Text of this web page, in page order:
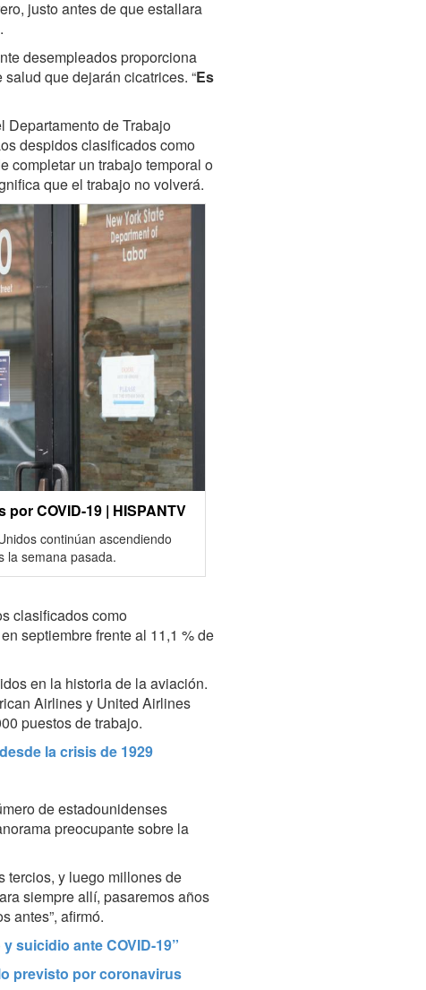
justo antes de que estallara
desempleados proporciona
que dejarán cicatrices. “Es
Departamento de Trabajo
despidos clasificados como
completar un trabajo temporal o
que el trabajo no volverá.
COVID-19 | HISPANTV
continúan ascendiendo
la semana pasada.
clasificados como
septiembre frente al 11,1 % de
en la historia de la aviación.
Airlines y United Airlines
puestos de trabajo.
la crisis de 1929
de estadounidenses
preocupante sobre la
tercios, y luego millones de
siempre allí, pasaremos años
antes”, afirmó.
suicidio ante COVID-19”
previsto por coronavirus